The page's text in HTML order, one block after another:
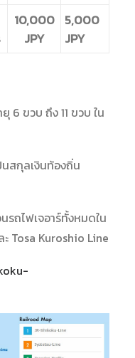
10,000
JPY
5,000
JPY
6 ขวบ ถึง 11 ขวบ ใน
นสกุลเงินท้องถิ่น
รถไฟเจอาร์ทั้งหมดใน
Tosa Kuroshio Line